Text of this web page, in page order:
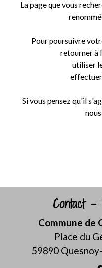
La page que vous
Pour poursuivre
retourner à
utiliser
effectuer
Si vous pensez qu'il
Contact -
Commune de
Place du
59890